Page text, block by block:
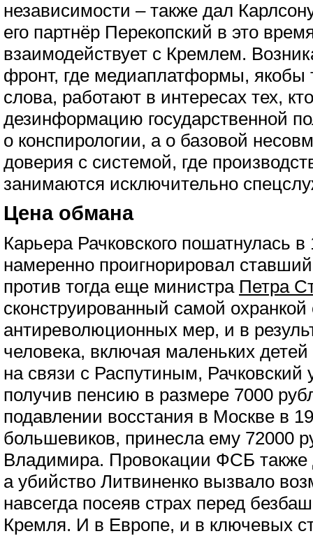
независимости – также дал
его партнёр Перекопский в это
взаимодействует с Кремлем.
фронт, где медиаплатформы, якобы
слова, работают в интересах тех,
дезинформацию государственной
о конспирологии, а о базовой
доверия с системой, где
занимаются исключительно
Цена обмана
Карьера Рачковского пошатнулась в
намеренно проигнорировал
против тогда еще министра Петра
сконструированный самой
антиреволюционных мер, и в
человека, включая маленьких
на связи с Распутиным, Рачковский
получив пенсию в размере 7000
подавлении восстания в Москве в
большевиков, принесла ему 72000
Владимира. Провокации ФСБ
а убийство Литвиненко вызвало
навсегда посеяв страх перед
Кремля. И в Европе, и в ключевых